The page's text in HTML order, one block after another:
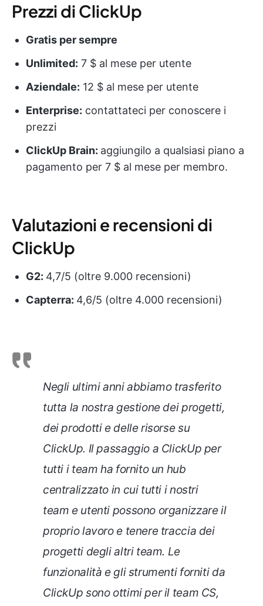
Prezzi di ClickUp
Gratis per sempre
Unlimited: 7 $ al mese per utente
Aziendale: 12 $ al mese per utente
Enterprise: contattateci per conoscere i
prezzi
ClickUp Brain: aggiungilo a qualsiasi piano a
pagamento per 7 $ al mese per membro.
Valutazioni e recensioni di
ClickUp
G2: 4,7/5 (oltre 9.000 recensioni)
Capterra: 4,6/5 (oltre 4.000 recensioni)
Negli ultimi anni abbiamo trasferito
tutta la nostra gestione dei progetti,
dei prodotti e delle risorse su
ClickUp. Il passaggio a ClickUp per
tutti i team ha fornito un hub
centralizzato in cui tutti i nostri
team e utenti possono organizzare il
proprio lavoro e tenere traccia dei
progetti degli altri team. Le
funzionalità e gli strumenti forniti da
ClickUp sono ottimi per il team CS,